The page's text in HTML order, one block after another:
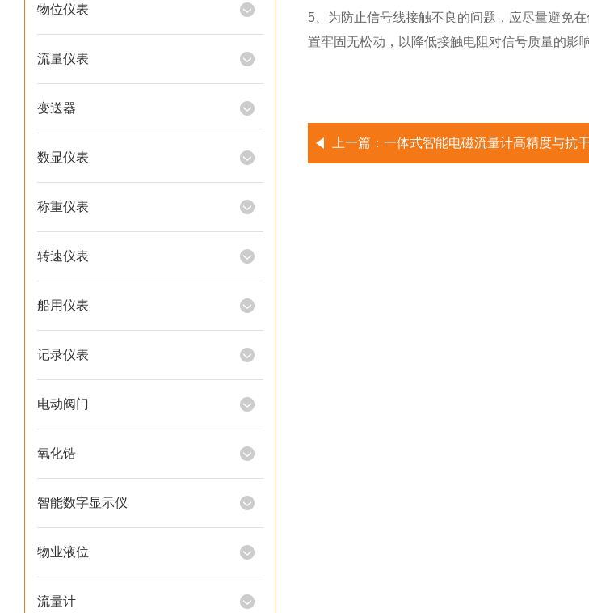
物位仪表
流量仪表
变送器
数显仪表
称重仪表
转速仪表
船用仪表
记录仪表
电动阀门
氧化锆
智能数字显示仪
物业液位
流量计
5、为防止信号线接触不良的问题，应尽量避免
置牢固无松动，以降低接触电阻对信号质量的影响
上一篇： 一体式智能电磁流量计高精度与抗干